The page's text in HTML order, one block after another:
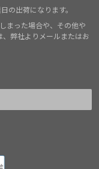
の出荷になります。
まった場合や、その他や
弊社よりメールまたはお